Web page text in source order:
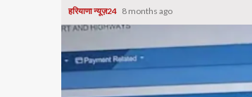
हरियाणा न्यूज़24 8 months ago